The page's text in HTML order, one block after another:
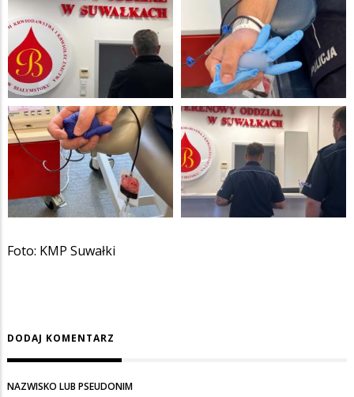
Foto: KMP Suwałki
DODAJ KOMENTARZ
NAZWISKO LUB PSEUDONIM